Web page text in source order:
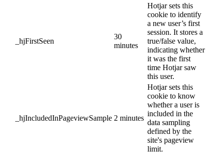
_hjFirstSeen
30
minutes
Hotjar sets this
cookie to identify
a new user’s first
session. It stores a
true/false value,
indicating whether
it was the first
time Hotjar saw
this user.
_hjIncludedInPageviewSample 2 minutes
Hotjar sets this
cookie to know
whether a user is
included in the
data sampling
defined by the
site's pageview
limit.